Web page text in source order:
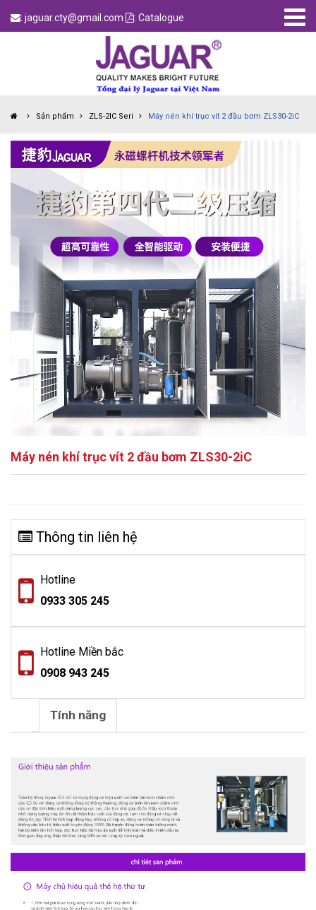
: jaguar.cty@gmail.com : Catalogue
Sản phẩm ZLS-2IC Seri Máy nén khí trục vít 2 đầu bơm ZLS30-2iC
Máy nén khí trục vít 2 đầu bơm ZLS30-2iC
Thông tin liên hệ
Hotline
0933 305 245
Hotline Miền bắc
0908 943 245
Tính năng